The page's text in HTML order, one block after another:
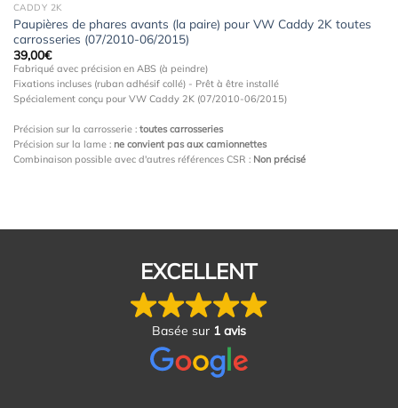
CADDY 2K
Paupières de phares avants (la paire) pour VW Caddy 2K toutes
carrosseries (07/2010-06/2015)
39,00€
Fabriqué avec précision en ABS (à peindre)
Fixations incluses (ruban adhésif collé) - Prêt à être installé
Spécialement conçu pour VW Caddy 2K (07/2010-06/2015)
Précision sur la carrosserie : toutes carrosseries
Précision sur la lame : ne convient pas aux camionnettes
Combinaison possible avec d'autres références CSR : Non précisé
EXCELLENT
Basée sur 1 avis